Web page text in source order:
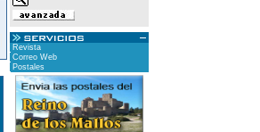
Revista
Correo Web
Postales